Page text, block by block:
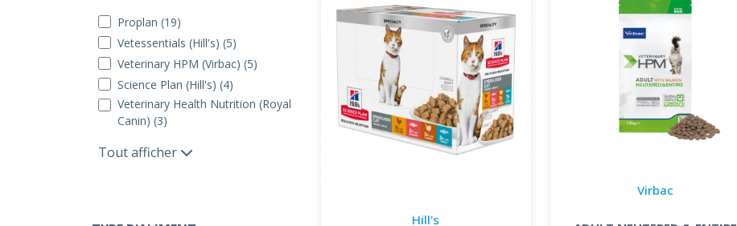
Proplan (19)
Vetessentials (Hill's) (5)
Veterinary HPM (Virbac) (5)
Science Plan (Hill's) (4)
Veterinary Health Nutrition (Royal
Canin) (3)
Tout afficher
Hill's
Virbac